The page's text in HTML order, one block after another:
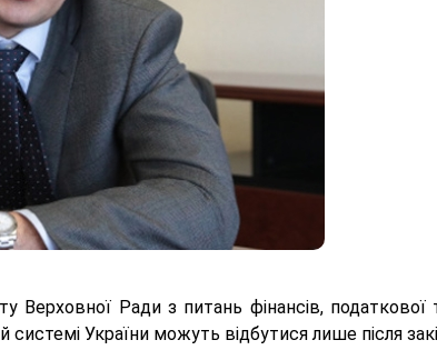
Верховної Ради з питань фінансів,
України можуть відбутися лише після